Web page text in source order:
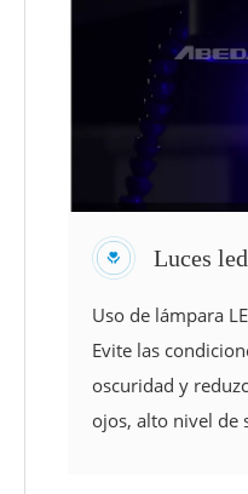
Luces led
Uso de lámpara
Evite las
oscuridad y
ojos, alto nivel de